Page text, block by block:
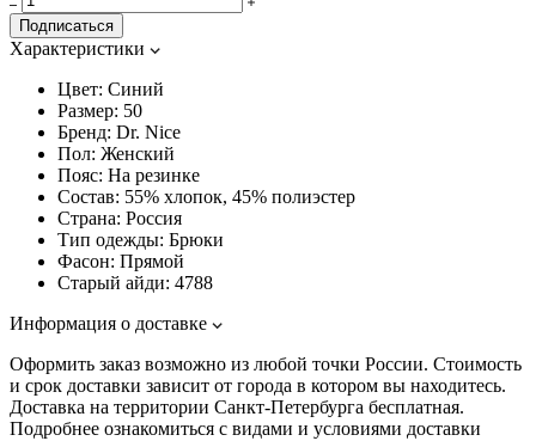
Подписаться
Характеристики
Цвет: Синий
Размер: 50
Бренд: Dr. Nice
Пол: Женский
Пояс: На резинке
Состав: 55% хлопок, 45% полиэстер
Страна: Россия
Тип одежды: Брюки
Фасон: Прямой
Старый айди: 4788
Информация о доставке
Оформить заказ возможно из любой точки России. Стоимость
и срок доставки зависит от города в котором вы находитесь.
Доставка на территории Санкт-Петербурга бесплатная.
Подробнее ознакомиться с видами и условиями доставки